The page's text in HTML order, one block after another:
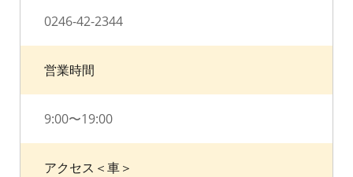
0246-42-2344
営業時間
9:00〜19:00
アクセス＜車＞